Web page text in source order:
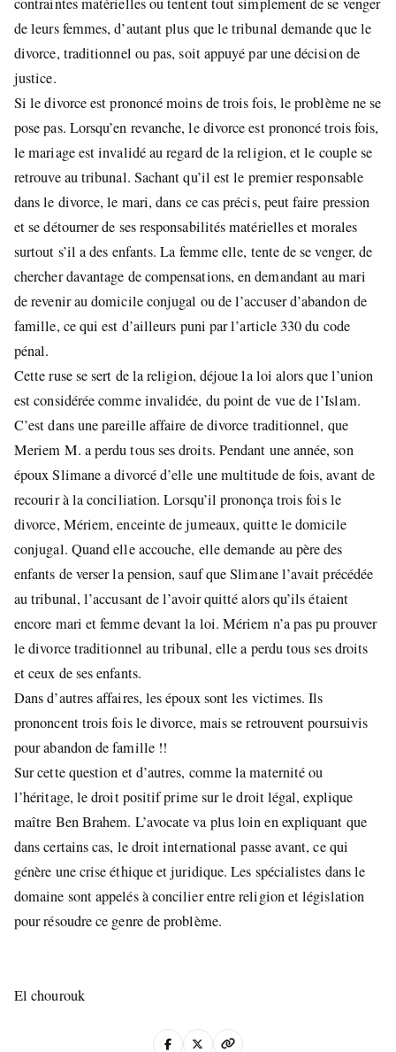
de leurs femmes, d’autant plus que le tribunal demande que le
divorce, traditionnel ou pas, soit appuyé par une décision de
justice.
Si le divorce est prononcé moins de trois fois, le problème ne se
pose pas. Lorsqu’en revanche, le divorce est prononcé trois fois,
le mariage est invalidé au regard de la religion, et le couple se
retrouve au tribunal. Sachant qu’il est le premier responsable
dans le divorce, le mari, dans ce cas précis, peut faire pression
et se détourner de ses responsabilités matérielles et morales
surtout s’il a des enfants. La femme elle, tente de se venger, de
chercher davantage de compensations, en demandant au mari
de revenir au domicile conjugal ou de l’accuser d’abandon de
famille, ce qui est d’ailleurs puni par l’article 330 du code
pénal.
Cette ruse se sert de la religion, déjoue la loi alors que l’union
est considérée comme invalidée, du point de vue de l’Islam.
C’est dans une pareille affaire de divorce traditionnel, que
Meriem M. a perdu tous ses droits. Pendant une année, son
époux Slimane a divorcé d’elle une multitude de fois, avant de
recourir à la conciliation. Lorsqu’il prononça trois fois le
divorce, Mériem, enceinte de jumeaux, quitte le domicile
conjugal. Quand elle accouche, elle demande au père des
enfants de verser la pension, sauf que Slimane l’avait précédée
au tribunal, l’accusant de l’avoir quitté alors qu’ils étaient
encore mari et femme devant la loi. Mériem n’a pas pu prouver
le divorce traditionnel au tribunal, elle a perdu tous ses droits
et ceux de ses enfants.
Dans d’autres affaires, les époux sont les victimes. Ils
prononcent trois fois le divorce, mais se retrouvent poursuivis
pour abandon de famille !!
Sur cette question et d’autres, comme la maternité ou
l’héritage, le droit positif prime sur le droit légal, explique
maître Ben Brahem. L’avocate va plus loin en expliquant que
dans certains cas, le droit international passe avant, ce qui
génère une crise éthique et juridique. Les spécialistes dans le
domaine sont appelés à concilier entre religion et législation
pour résoudre ce genre de problème.
El chourouk